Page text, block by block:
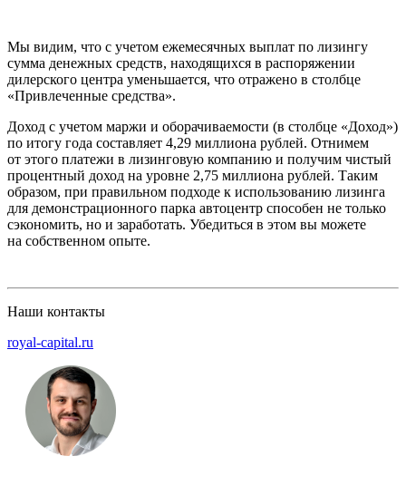
Мы видим, что с учетом ежемесячных выплат по лизингу
сумма денежных средств, находящихся в распоряжении
дилерского центра уменьшается, что отражено в столбце
«Привлеченные средства».
Доход с учетом маржи и оборачиваемости (в столбце «Доход»)
по итогу года составляет 4,29 миллиона рублей. Отнимем
от этого платежи в лизинговую компанию и получим чистый
процентный доход на уровне 2,75 миллиона рублей. Таким
образом, при правильном подходе к использованию лизинга
для демонстрационного парка автоцентр способен не только
сэкономить, но и заработать. Убедиться в этом вы можете
на собственном опыте.
Наши контакты
royal-capital.ru